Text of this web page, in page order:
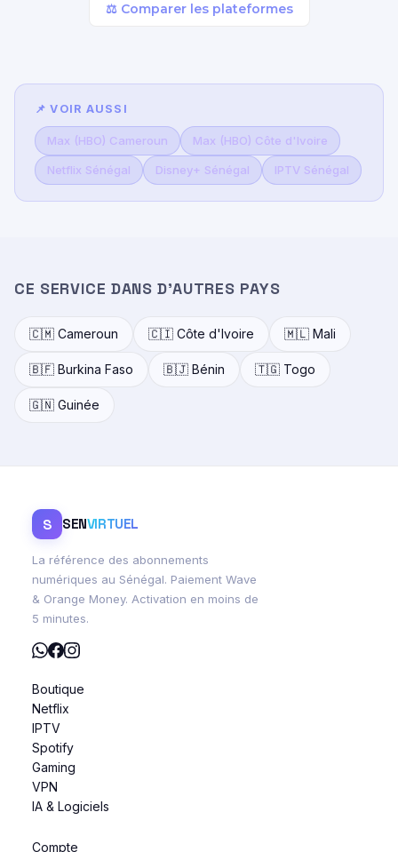
⚖️ Comparer les plateformes
📌 VOIR AUSSI
Max (HBO) Cameroun Max (HBO) Côte d'Ivoire
Netflix Sénégal Disney+ Sénégal IPTV Sénégal
CE SERVICE DANS D'AUTRES PAYS
🇨🇲 Cameroun 🇨🇮 Côte d'Ivoire 🇲🇱 Mali
🇧🇫 Burkina Faso 🇧🇯 Bénin 🇹🇬 Togo
🇬🇳 Guinée
S SENVIRTUEL
La référence des abonnements
numériques au Sénégal. Paiement Wave
& Orange Money. Activation en moins de
5 minutes.
Boutique
Netflix
IPTV
Spotify
Gaming
VPN
IA & Logiciels
Compte